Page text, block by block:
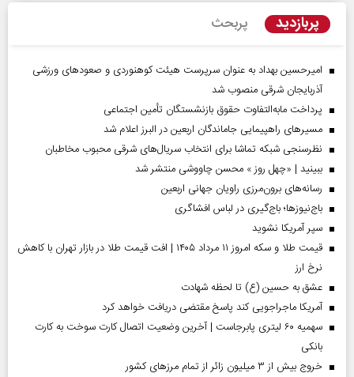
پربازدید پربحث
امیرحسین بهداد به عنوان سرپرست هیئت کوهنوردی و صعودهای ورزشی
آذربایجان شرقی منصوب شد
پرداخت مابه‌التفاوت حقوق بازنشستگان تأمین اجتماعی
مسیر‌های راهپیمایی جاماندگان اربعین در البرز اعلام شد
نظرسنجی شبکه تماشا برای انتخاب سریال‌های شرقی محبوب مخاطبان
ببینید | «چهل روز » محسن چاووشی منتشر شد
رسانه‌های برون‌مرزی راویان جهانی اربعین
باج‌نیوزها؛ باج‌گیری در لباس افشاگری
سپر آمریکا نشوید
قیمت طلا و سکه امروز ۱۱ مرداد ۱۴۰۵ | افت قیمت طلا در بازار تهران با کاهش
نرخ ارز
عشق به حسین (ع) تا لحظه شهادت
آمریکا ماجراجویی کند پاسخ مقتضی دریافت خواهد کرد
سهمیه ۶۰ لیتری پابرجاست | آخرین وضعیت اتصال کارت سوخت به کارت
بانکی
خروج بیش از ۳ میلیون زائر از تمام مرز‌های کشور